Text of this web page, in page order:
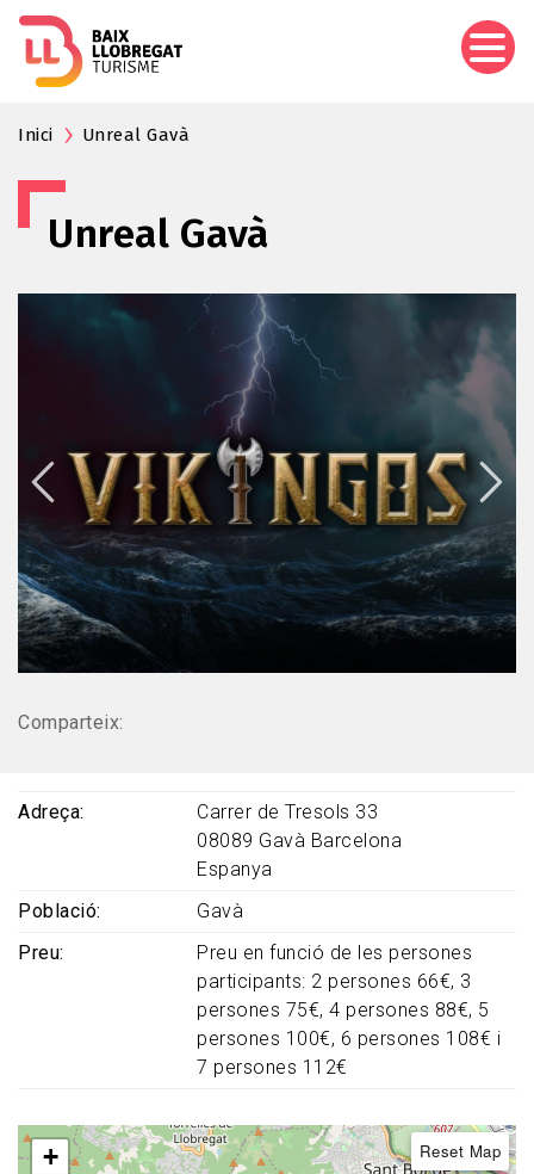
Inici Unreal Gavà
Unreal Gavà
Comparteix:
Adreça
Carrer de Tresols 33
08089 Gavà Barcelona
Espanya
Població
Gavà
Preu
Preu en funció de les persones
participants: 2 persones 66€, 3
persones 75€, 4 persones 88€, 5
persones 100€, 6 persones 108€ i
7 persones 112€
+
Reset Map